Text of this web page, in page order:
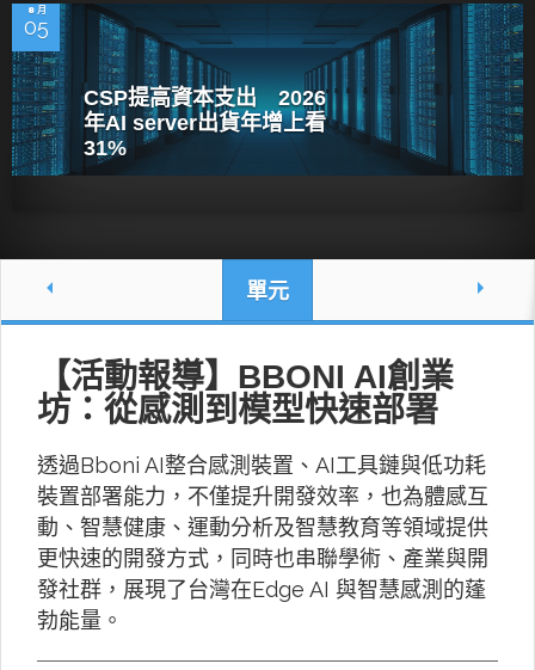
8 月
05
CSP提高資本支出 2026
年AI server出貨年增上看
31%
單元
【活動報導】BBONI AI創業
坊：從感測到模型快速部署
透過Bboni AI整合感測裝置、AI工具鏈與低功耗
裝置部署能力，不僅提升開發效率，也為體感互
動、智慧健康、運動分析及智慧教育等領域提供
更快速的開發方式，同時也串聯學術、產業與開
發社群，展現了台灣在Edge AI 與智慧感測的蓬
勃能量。